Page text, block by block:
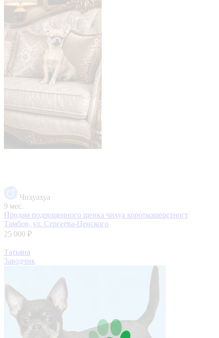
Чихуахуа
9 мес.
Продам подрощенного щенка чихуа короткошерстногт
Тамбов, ул. Сергеева-Ценского
25 000 ₽
Татьяна
Заводчик